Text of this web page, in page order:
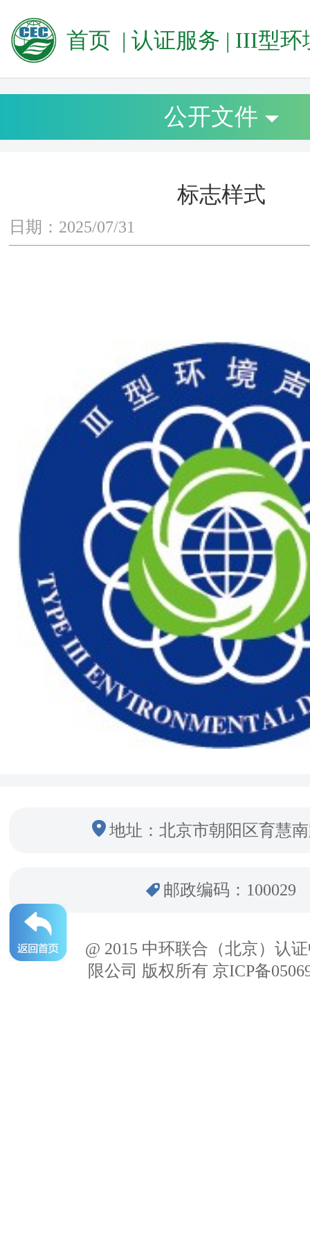
首页 | 认证服务 | III型环境声明（
公开文件
标志样式
日期：2025/07/31
地址：北京市朝阳区育慧
邮政编码：100029
@ 2015 中环联合（北京）认
限公司 版权所有 京ICP备